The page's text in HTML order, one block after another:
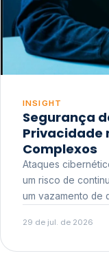
INSIGHT
Segurança
Privacidade
Complexos
Ataques
um risco de continuidade
um vazamento de
reputacional e o
29 de jul. de 2026